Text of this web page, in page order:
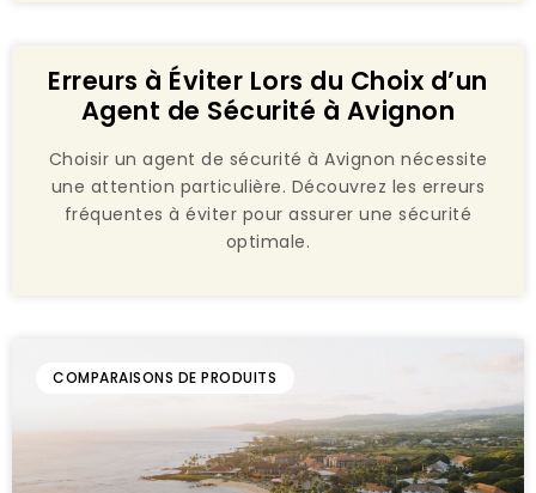
Erreurs à Éviter Lors du Choix d’un
Agent de Sécurité à Avignon
Choisir un agent de sécurité à Avignon nécessite
une attention particulière. Découvrez les erreurs
fréquentes à éviter pour assurer une sécurité
optimale.
COMPARAISONS DE PRODUITS